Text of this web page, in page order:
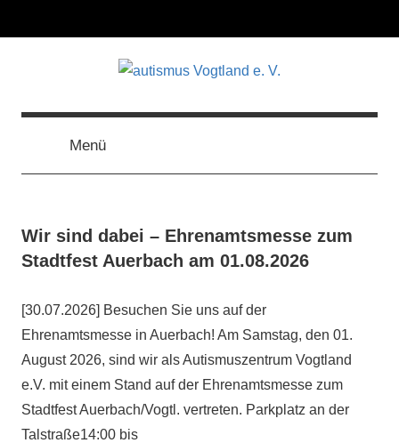
autismus
Vogtland
V.
FörderungMenü
Wir sind dabei – Ehrenamtsmesse zum
Stadtfest Auerbach am 01.08.2026
[30.07.2026] Besuchen Sie uns auf der
Ehrenamtsmesse in Auerbach! Am Samstag, den 01.
August 2026, sind wir als Autismuszentrum Vogtland
e.V. mit einem Stand auf der Ehrenamtsmesse zum
Stadtfest Auerbach/Vogtl. vertreten. Parkplatz an der
Talstraße14:00 bis